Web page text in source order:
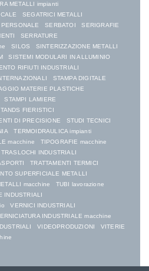
METALLI impianti
SEGATRICI METALLI
SERBATOI
SERIGRAFIE
SERRATURE
SILOS
SINTERIZZAZIONE METALLI
SISTEMI MODULARI IN ALLUMINIO
RIFIUTI INDUSTRIALI
STAMPA DIGITALE
MATERIE PLASTICHE
STAMPI LAMIERE
FIERISTICI
DI PRECISIONE
STUDI TECNICI
TERMOIDRAULICA impianti
macchine
TIPOGRAFIE macchine
TRASLOCHI INDUSTRIALI
TRATTAMENTI TERMICI
SUPERFICIALE METALLI
macchine
TUBI lavorazione
INDUSTRIALI
VERNICI INDUSTRIALI
INDUSTRIALE macchine
VIDEOPRODUZIONI
VITERIE